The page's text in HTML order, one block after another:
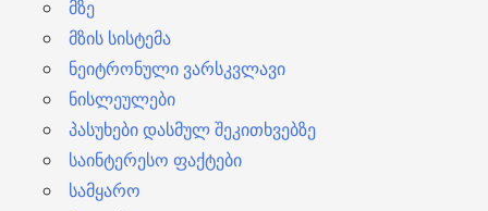
მზე
მზის სისტემა
ნეიტრონული ვარსკვლავი
ნისლეულები
პასუხები დასმულ შეკითხვებზე
საინტერესო ფაქტები
სამყარო